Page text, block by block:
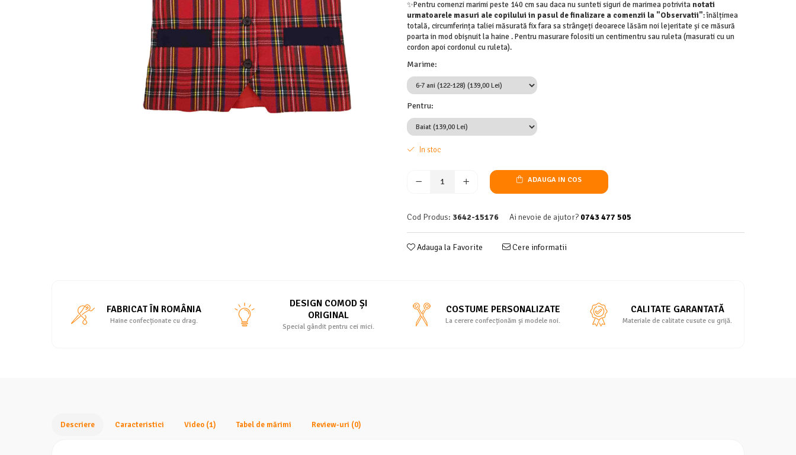
✨Pentru comenzi marimi peste 140 cm sau daca nu sunteti siguri de marimea potrivita notati
urmatoarele masuri ale copilului in pasul de finalizare a comenzii la "Observatii": înălțimea
totală, circumferința taliei măsurată fix fara sa strângeți deoarece lăsăm noi lejeritate și ce măsură
poarta in mod obișnuit la haine . Pentru masurare folositi un centimentru sau ruleta (masurati cu un
cordon apoi cordonul cu ruleta).
Marime:
Pentru:
In stoc
ADAUGA IN COS
Cod Produs: 3642-15176 Ai nevoie de ajutor? 0743 477 505
Adauga la Favorite Cere informatii
FABRICAT ÎN ROMÂNIA
Haine confecționate cu drag.
DESIGN COMOD ȘI
ORIGINAL
Special gândit pentru cei mici.
COSTUME PERSONALIZATE
La cerere confecționăm și modele noi.
CALITATE GARANTATĂ
Materiale de calitate cusute cu grijă.
Descriere Caracteristici Video (1) Tabel de mărimi Review-uri (0)